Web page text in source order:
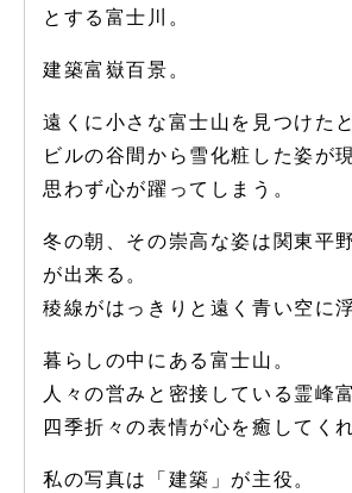
とする富士川。
建築富嶽百景。
遠くに小さな富士山を見つけたと
ビルの谷間から雪化粧した姿が
思わず心が躍ってしまう。
冬の朝、その崇高な姿は関東平
が出来る。
稜線がはっきりと遠く青い空に
暮らしの中にある富士山。
人々の営みと密接している霊峰
四季折々の表情が心を癒してくれ
私の写真は「建築」が主役。